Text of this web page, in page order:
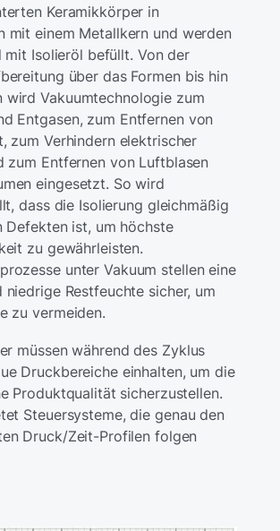
Keramikkörper in
mit einem Metallkern und werden
mit Isolieröl befüllt. Von der
über das Formen bis hin
wird Vakuumtechnologie zum
Entgasen, zum Entfernen von
zum Verhindern elektrischer
zum Entfernen von Luftblasen
eingesetzt. So wird
dass die Isolierung gleichmäßig
Defekten ist, um höchste
zu gewährleisten.
unter Vakuum stellen eine
niedrige Restfeuchte sicher, um
zu vermeiden.
müssen während des Zyklus
Druckbereiche einhalten, um die
Produktqualität sicherzustellen.
Steuersysteme, die genau den
Druck/Zeit-Profilen folgen